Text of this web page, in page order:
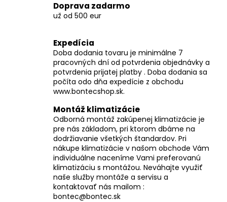
Doprava zadarmo
už od 500 eur
Expedícia
Doba dodania tovaru je minimálne 7
pracovných dní od potvrdenia objednávky a
potvrdenia prijatej platby . Doba dodania sa
počíta odo dňa expedície z obchodu
www.bontecshop.sk.
Montáž klimatizácie
Odborná montáž zakúpenej klimatizácie je
pre nás základom, pri ktorom dbáme na
dodržiavanie všetkých štandardov. Pri
nákupe klimatizácie v našom obchode Vám
individuálne naceníme Vami preferovanú
klimatizáciu s montážou. Neváhajte využiť
naše služby montáže a servisu a
kontaktovať nás mailom :
bontec@bontec.sk